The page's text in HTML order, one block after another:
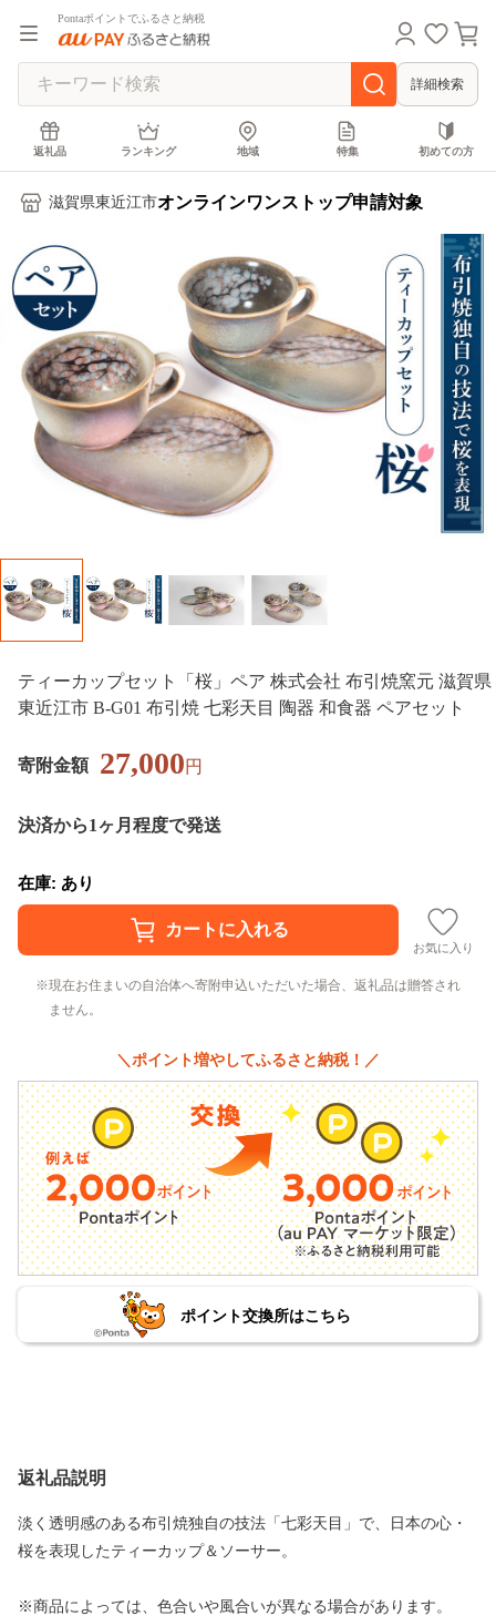
Pontaポイントでふるさと納税
詳細検索
返礼品 ランキング 地域 特集 初めての方
滋賀県東近江市オンラインワンストップ申請対象
ティーカップセット「桜」ペア 株式会社 布引焼窯元 滋賀県
東近江市 B-G01 布引焼 七彩天目 陶器 和食器 ペアセット
寄附金額 27,000円
決済から1ヶ月程度で発送
在庫: あり
お気に入り
現在お住まいの自治体へ寄附申込いただいた場合、返礼品は贈答され
ません。
＼ポイント増やしてふるさと納税！／
ポイント交換所はこちら
返礼品説明
淡く透明感のある布引焼独自の技法「七彩天目」で、日本の心・
桜を表現したティーカップ＆ソーサー。
※商品によっては、色合いや風合いが異なる場合があります。